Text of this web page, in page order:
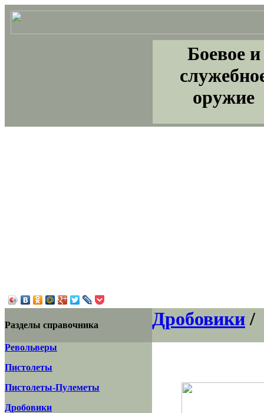
Боевое и
оружие
Разделы справочника Дробовики /
Револьверы
Пистолеты
Пистолеты-Пулеметы
Дробовики